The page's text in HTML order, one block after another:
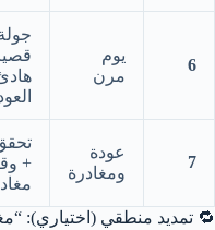
6
يوم
مرن
7
عودة
ومغادرة
+
🔁 تمديد منطقي (اختياري):